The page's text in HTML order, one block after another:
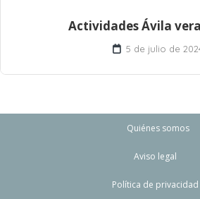
Actividades Ávila
5 de julio de
Quiénes somos
Aviso legal
Política de privacidad